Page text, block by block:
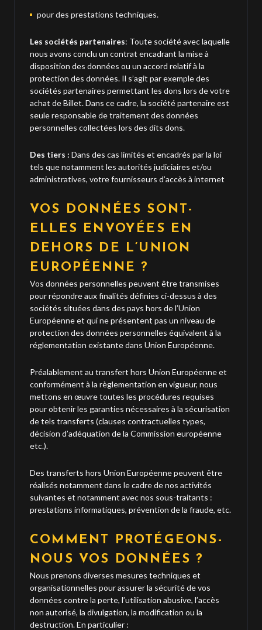
pour des prestations techniques.
Les sociétés partenaires: Toute société avec laquelle
nous avons conclu un contrat encadrant la mise à
disposition des données ou un accord relatif à la
protection des données. Il s’agit par exemple des
sociétés partenaires permettant les dons lors de votre
achat de Billet. Dans ce cadre, la société partenaire est
seule responsable de traitement des données
personnelles collectées lors des dits dons.
Des tiers : Dans des cas limités et encadrés par la loi
tels que notamment les autorités judiciaires et/ou
administratives, votre fournisseurs d’accès à internet
VOS DONNÉES SONT-
ELLES ENVOYÉES EN
DEHORS DE L’UNION
EUROPÉENNE ?
Vos données personnelles peuvent être transmises
pour répondre aux finalités définies ci-dessus à des
sociétés situées dans des pays hors de l’Union
Européenne et qui ne présentent pas un niveau de
protection des données personnelles équivalent à la
réglementation existante dans Union Européenne.
Préalablement au transfert hors Union Européenne et
conformément à la règlementation en vigueur, nous
mettons en œuvre toutes les procédures requises
pour obtenir les garanties nécessaires à la sécurisation
de tels transferts (clauses contractuelles types,
décision d’adéquation de la Commission européenne
etc.).
Des transferts hors Union Européenne peuvent être
réalisés notamment dans le cadre de nos activités
suivantes et notamment avec nos sous-traitants :
prestations informatiques, prévention de la fraude, etc.
COMMENT PROTÉGEONS-
NOUS VOS DONNÉES ?
Nous prenons diverses mesures techniques et
organisationnelles pour assurer la sécurité de vos
données contre la perte, l’utilisation abusive, l’accès
non autorisé, la divulgation, la modification ou la
destruction. En particulier :